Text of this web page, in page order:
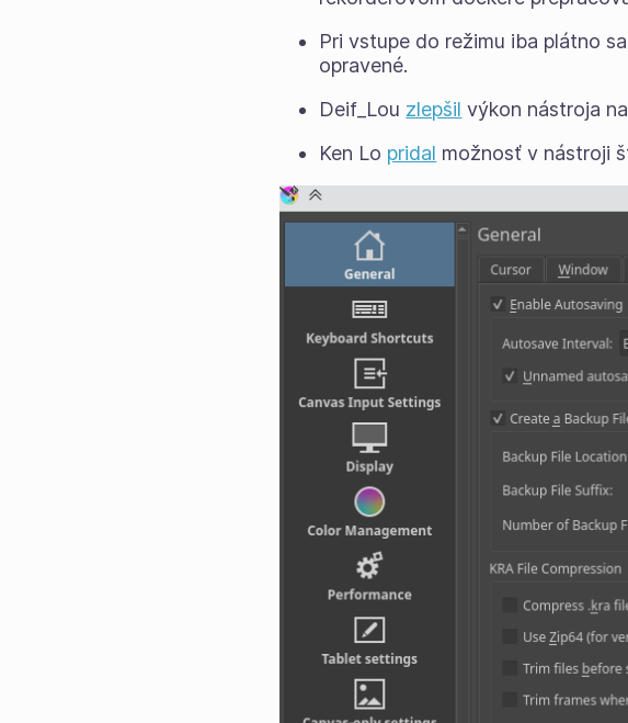
Pri vstupe do režimu iba plátno
opravené.
Deif_Lou zlepšil výkon nástroja
Ken Lo pridal možnosť v nástroji